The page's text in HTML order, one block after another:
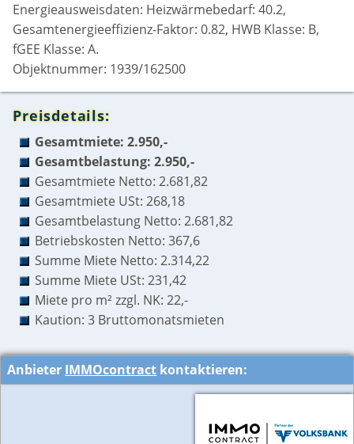
Energieausweisdaten: Heizwärmebedarf: 40.2,
Gesamtenergieeffizienz-Faktor: 0.82, HWB Klasse: B,
fGEE Klasse: A.
Objektnummer: 1939/162500
Preisdetails:
Gesamtmiete: 2.950,-
Gesamtbelastung: 2.950,-
Gesamtmiete Netto: 2.681,82
Gesamtmiete USt: 268,18
Gesamtbelastung Netto: 2.681,82
Betriebskosten Netto: 367,6
Summe Miete Netto: 2.314,22
Summe Miete USt: 231,42
Miete pro m² zzgl. NK: 22,-
Kaution: 3 Bruttomonatsmieten
Anbieter IMMOcontract kontaktieren: